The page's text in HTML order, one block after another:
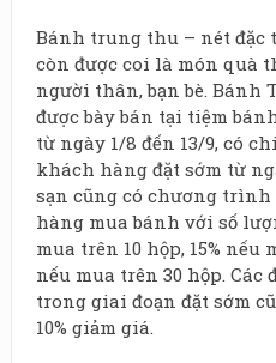
Bánh trung thu – nét đặc
còn được coi là món quà
người thân, bạn bè. Bánh
được bày bán tại tiệm
từ ngày 1/8 đến 13/9, có
khách hàng đặt sớm từ
sạn cũng có chương
hàng mua bánh với số
mua trên 10 hộp, 15% nếu
nếu mua trên 30 hộp.
trong giai đoạn đặt sớm
10% giảm giá.